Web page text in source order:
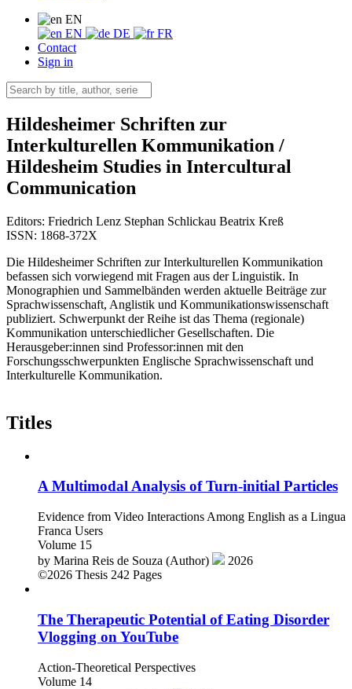
EN
EN
DE
FR
Contact
Sign in
Hildesheimer Schriften zur
Interkulturellen Kommunikation /
Hildesheim Studies in Intercultural
Communication
Editors: Friedrich Lenz Stephan Schlickau Beatrix Kreß
ISSN: 1868-372X
Die Hildesheimer Schriften zur Interkulturellen Kommunikation
befassen sich vorwiegend mit Fragen aus der Linguistik. In
Monographien und Sammelbänden werden aktuelle Beiträge zur
Sprachwissenschaft, Anglistik und Kommunikationswissenschaft
publiziert. Schwerpunkt der Reihe ist das Thema (regionale)
Kommunikation unterschiedlicher Gesellschaften. Die
Herausgeber:innen sind Professor:innen mit den
Forschungsschwerpunkten Englische Sprachwissenschaft und
Interkulturelle Kommunikation.
Titles
A Multimodal Analysis of Turn-initial Particles
Evidence from Video Interactions Among English as a Lingua
Franca Users
Volume 15
by Marina Reis de Souza (Author)
2026
©2026 Thesis 242 Pages
The Therapeutic Potential of Eating Disorder
Vlogging on YouTube
Action-Theoretical Perspectives
Volume 14